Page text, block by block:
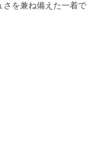
さを兼ね備えた一着で